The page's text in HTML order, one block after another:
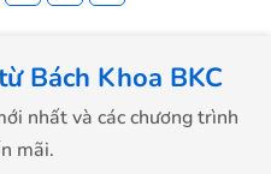
Bách Khoa BKC
nhất và các chương trình
mãi.